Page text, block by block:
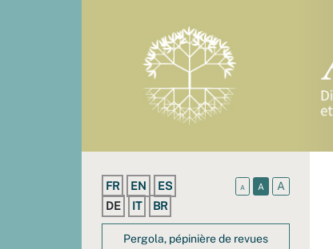
FR EN
ES
DE
IT BR
A A A
Pergola, pépinière de revues